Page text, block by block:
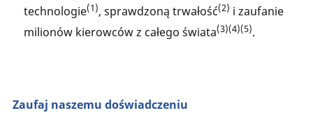
technologie(1), sprawdzoną trwałość(2) i zaufanie
milionów kierowców z całego świata(3)(4)(5).
Zaufaj naszemu doświadczeniu